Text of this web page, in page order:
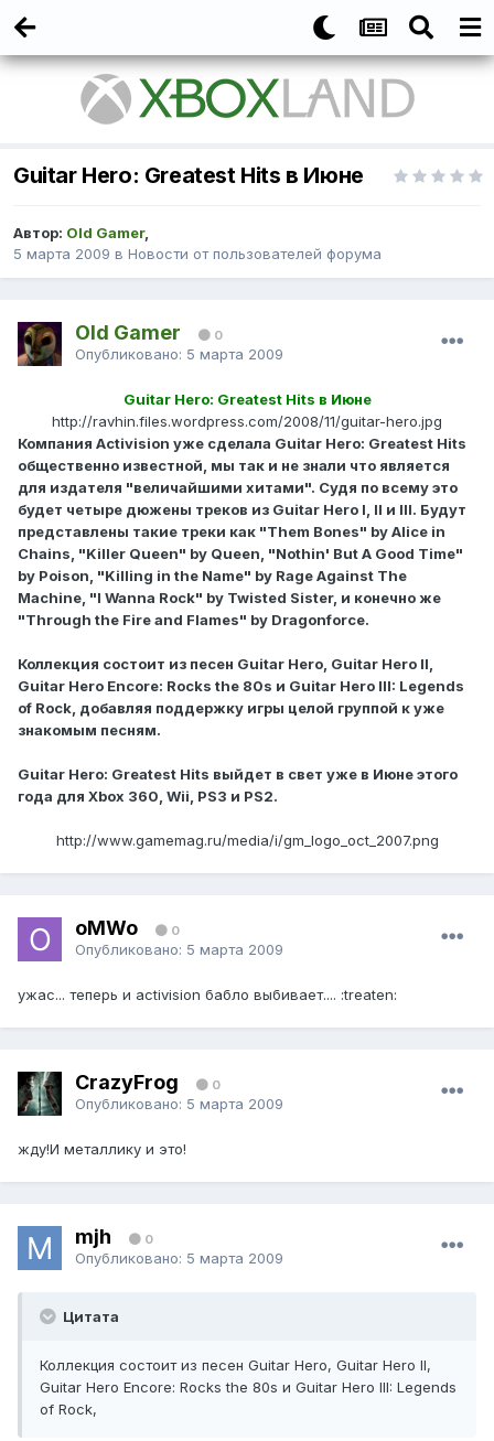
Guitar Hero: Greatest Hits в Июне
Автор: Old Gamer,
5 марта 2009 в Новости от пользователей форума
Old Gamer 0
Опубликовано: 5 марта 2009
Guitar Hero: Greatest Hits в Июне
http://ravhin.files.wordpress.com/2008/11/guitar-hero.jpg
Компания Activision уже сделала Guitar Hero: Greatest Hits
общественно известной, мы так и не знали что является
для издателя "величайшими хитами". Судя по всему это
будет четыре дюжены треков из Guitar Hero I, II и III. Будут
представлены такие треки как "Them Bones" by Alice in
Chains, "Killer Queen" by Queen, "Nothin' But A Good Time"
by Poison, "Killing in the Name" by Rage Against The
Machine, "I Wanna Rock" by Twisted Sister, и конечно же
"Through the Fire and Flames" by Dragonforce.
Коллекция состоит из песен Guitar Hero, Guitar Hero II,
Guitar Hero Encore: Rocks the 80s и Guitar Hero III: Legends
of Rock, добавляя поддержку игры целой группой к уже
знакомым песням.
Guitar Hero: Greatest Hits выйдет в свет уже в Июне этого
года для Xbox 360, Wii, PS3 и PS2.
http://www.gamemag.ru/media/i/gm_logo_oct_2007.png
oMWo 0
Опубликовано: 5 марта 2009
ужас... теперь и activision бабло выбивает.... :treaten:
CrazyFrog 0
Опубликовано: 5 марта 2009
жду!И металлику и это!
mjh 0
Опубликовано: 5 марта 2009
Цитата
Коллекция состоит из песен Guitar Hero, Guitar Hero II,
Guitar Hero Encore: Rocks the 80s и Guitar Hero III: Legends
of Rock,